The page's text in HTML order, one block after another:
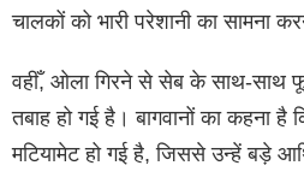
चालकों को भारी परेशानी का सामना
वहीँ, ओला गिरने से सेब के साथ-साथ
तबाह हो गई है। बागवानों का कहना
मटियामेट हो गई है, जिससे उन्हें बड़े